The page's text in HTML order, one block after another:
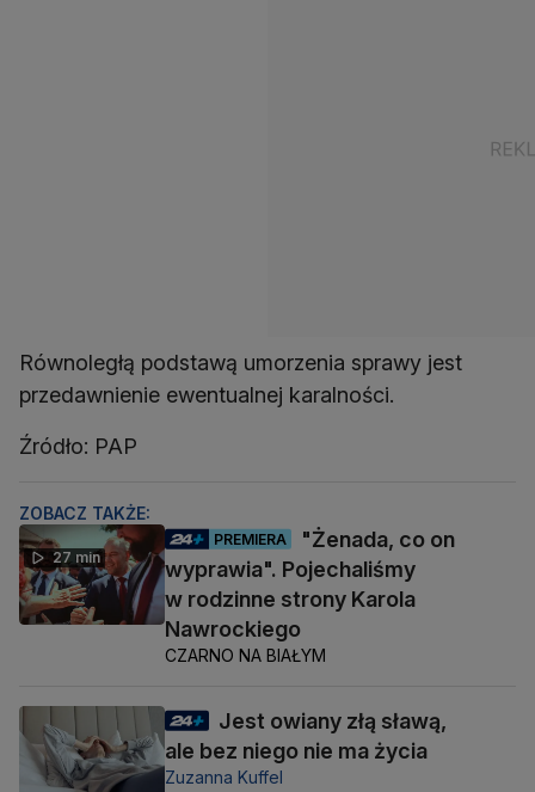
Równoległą podstawą umorzenia sprawy jest
przedawnienie ewentualnej karalności.
Źródło: PAP
ZOBACZ TAKŻE:
27 min
PREMIERA
"Żenada, co on
wyprawia". Pojechaliśmy
w rodzinne strony Karola
Nawrockiego
CZARNO NA BIAŁYM
Jest owiany złą sławą,
ale bez niego nie ma życia
Zuzanna Kuffel